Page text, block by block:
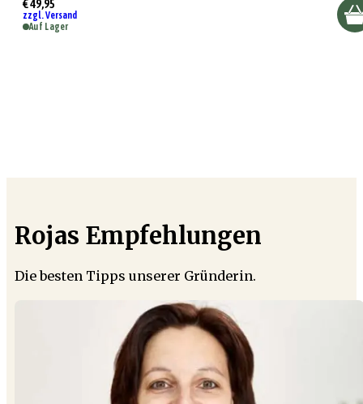
€ 49,95
zzgl. Versand
Auf Lager
Rojas Empfehlungen
Die besten Tipps unserer Gründerin.